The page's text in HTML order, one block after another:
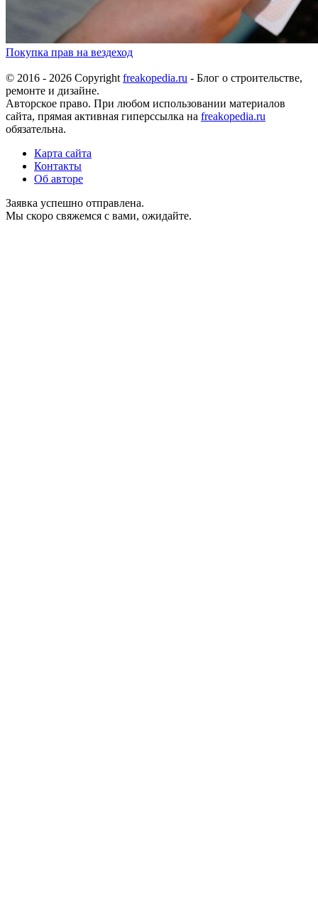
Покупка прав на вездеход
© 2016 - 2026 Copyrightfreakopedia.ru - Блог о строительстве,
ремонте и дизайне.
Авторское право. При любом использовании материалов
сайта, прямая активная гиперссылка на freakopedia.ru
обязательна.
Карта сайта
Контакты
Об авторе
Заявка успешно отправлена.
Мы скоро свяжемся с вами, ожидайте.